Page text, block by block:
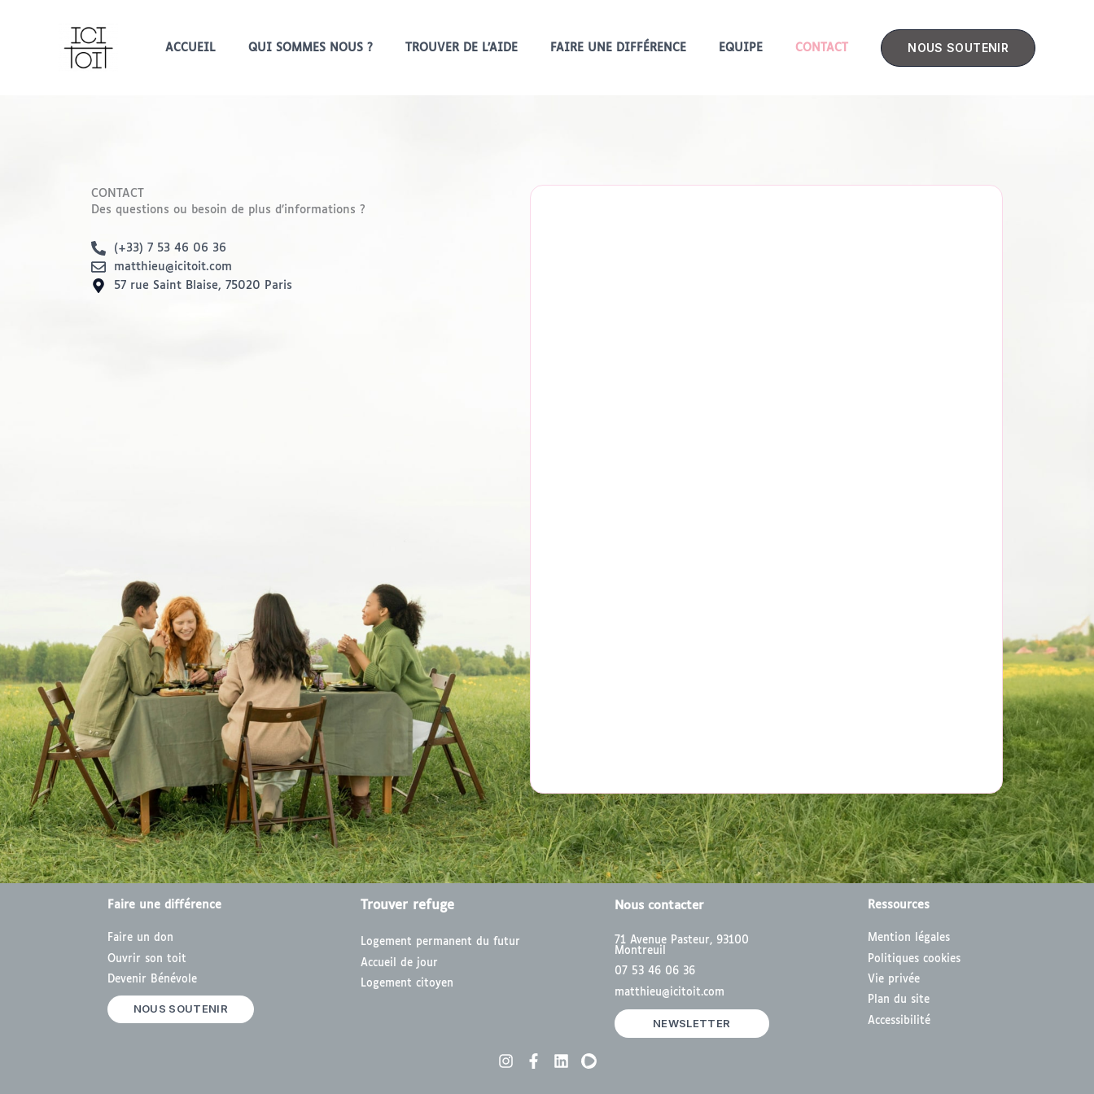
ACCUEIL
QUI SOMMES NOUS ? TROUVER DE L’AIDE FAIRE UNE DIFFÉRENCE EQUIPE CONTACT NOUS SOUTENIR
CONTACT
Des questions ou besoin de plus d’informations ?
(+33) 7 53 46 06 36
matthieu@icitoit.com
57 rue Saint Blaise, 75020 Paris
Faire une différence
Faire un don
Ouvrir son toit
Devenir Bénévole
NOUS SOUTENIR
Trouver refuge
Logement permanent du futur
Accueil de jour
Logement citoyen
Nous contacter
71 Avenue Pasteur, 93100
Montreuil
07 53 46 06 36
matthieu@icitoit.com
NEWSLETTER
Ressources
Mention légales
Politiques cookies
Vie privée
Plan du site
Accessibilité